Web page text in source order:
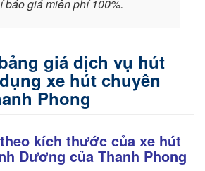
báo giá miễn phí 100%.
giá dịch vụ hút
xe hút chuyên
Phong
kích thước của xe hút
Dương của Thanh Phong